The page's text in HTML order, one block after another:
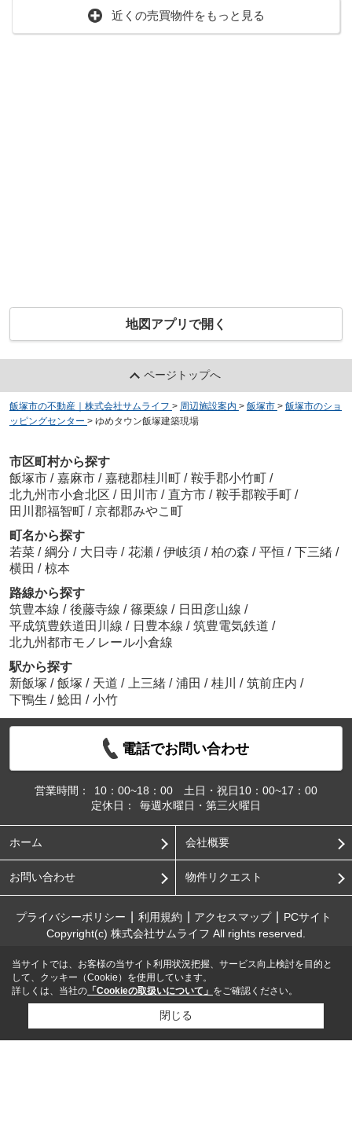
近くの売買物件をもっと見る
地図アプリで開く
ページトップへ
飯塚市の不動産｜株式会社サムライフ > 周辺施設案内 > 飯塚市 > 飯塚市のショ
ッピングセンター > ゆめタウン飯塚建築現場
市区町村から探す
飯塚市 / 嘉麻市 / 嘉穂郡桂川町 / 鞍手郡小竹町 /
北九州市小倉北区 / 田川市 / 直方市 / 鞍手郡鞍手町 /
田川郡福智町 / 京都郡みやこ町
町名から探す
若菜 / 綱分 / 大日寺 / 花瀬 / 伊岐須 / 柏の森 / 平恒 / 下三緒 /
横田 / 椋本
路線から探す
筑豊本線 / 後藤寺線 / 篠栗線 / 日田彦山線 /
平成筑豊鉄道田川線 / 日豊本線 / 筑豊電気鉄道 /
北九州都市モノレール小倉線
駅から探す
新飯塚 / 飯塚 / 天道 / 上三緒 / 浦田 / 桂川 / 筑前庄内 /
下鴨生 / 鯰田 / 小竹
電話でお問い合わせ
営業時間：
10：00~18：00 土日・祝日10：00~17：00
定休日：
毎週水曜日・第三火曜日
ホーム 会社概要
お問い合わせ 物件リクエスト
プライバシーポリシー 利用規約 アクセスマップ
PCサイト
Copyright(c) 株式会社サムライフ All rights reserved.
当サイトでは、お客様の当サイト利用状況把握、サービス向上検討を目的と
して、クッキー（Cookie）を使用しています。
詳しくは、当社の 「Cookieの取扱いについて」 をご確認ください。
閉じる